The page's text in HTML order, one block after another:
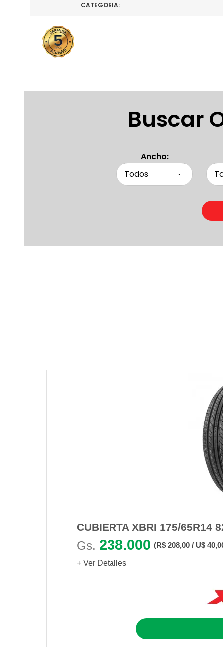
CATEGORIA:
Buscar
Ancho:
CUBIERTA XBRI 175/65R14
Gs. 238.000 (R$ 208,00 / U$
+ Ver Detalles